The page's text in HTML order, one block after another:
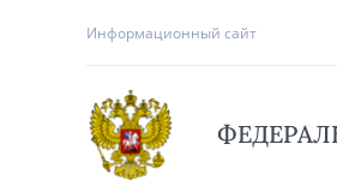
Информационный сайт